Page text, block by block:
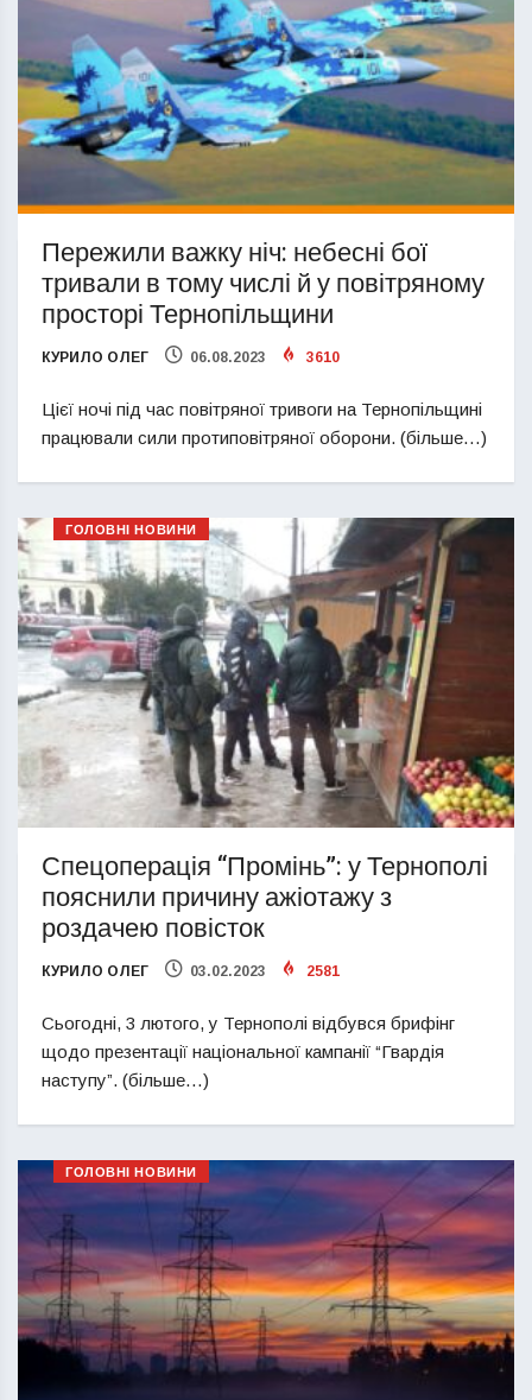
Пережили важку ніч: небесні бої
тривали в тому числі й у повітряному
просторі Тернопільщини
КУРИЛО ОЛЕГ 06.08.2023 3610
Цієї ночі під час повітряної тривоги на Тернопільщині
працювали сили протиповітряної оборони. (більше…)
ГОЛОВНІ НОВИНИ
Спецоперація “Промінь”: у Тернополі
пояснили причину ажіотажу з
роздачею повісток
КУРИЛО ОЛЕГ 03.02.2023 2581
Сьогодні, 3 лютого, у Тернополі відбувся брифінг
щодо презентації національної кампанії “Гвардія
наступу”. (більше…)
ГОЛОВНІ НОВИНИ